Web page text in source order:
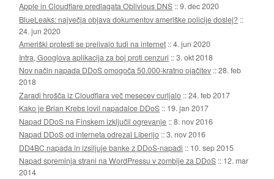
Apple in Cloudflare predlagata Oblivious DNS ::9. dec 2020
BlueLeaks: največja objava dokumentov ameriške policije doslej? ::
24. jun 2020
Ameriški protesti se prelivajo tudi na internet ::4. jun 2020
Intra, Googlova aplikacija za boj proti cenzuri ::3. okt 2018
Nov način napada DDoS omogoča 50.000-kratno ojačitev ::28. feb
2018
Zaradi hrošča iz Cloudflara več mesecev curljalo ::24. feb 2017
Kako je Brian Krebs lovil napadalce DDoS :: 19. jan 2017
Napad DDoS na Finskem izključil ogrevanje ::8. nov 2016
Napad DDoS od interneta odrezal Liberijo ::3. nov 2016
DD4BC napada in izsiljuje banke z DDoS-napadi :: 10. sep 2015
Napad spreminja strani na WordPressu v zombije za DDoS :: 12. mar
2014